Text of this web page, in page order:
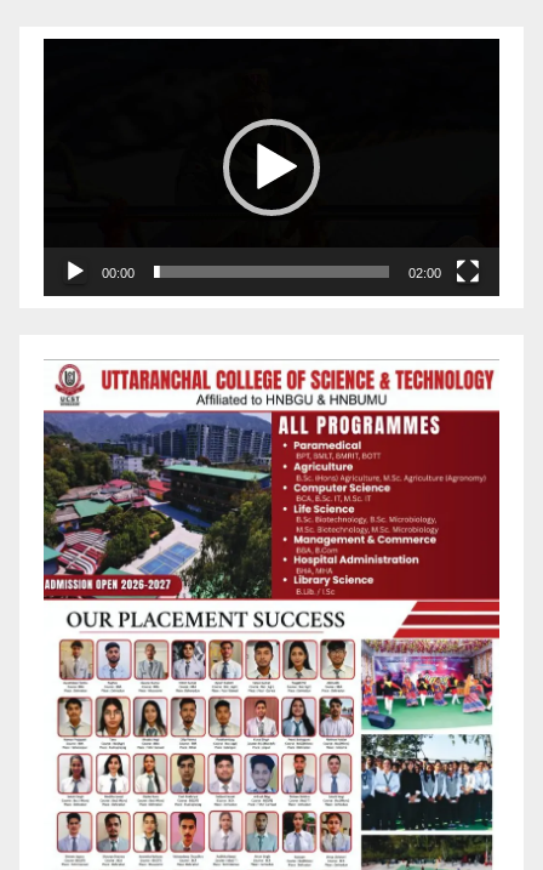
00:00 02:00